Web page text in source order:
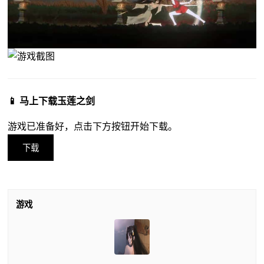
📱 马上下载玉莲之剑
游戏已准备好，点击下方按钮开始下载。
下载
游戏